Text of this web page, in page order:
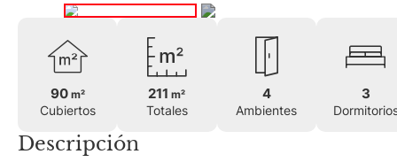
90 m²
Cubiertos
211m²
Totales
4
Ambientes
3
Descripción